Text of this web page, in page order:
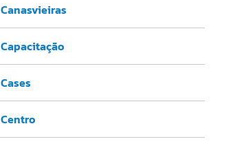
Canasvieiras
Capacitação
Cases
Centro